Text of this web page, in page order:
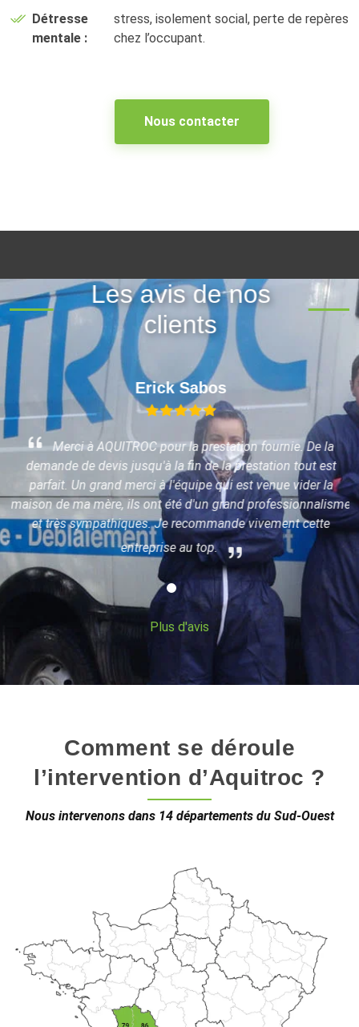
Détresse
mentale :
stress, isolement social, perte de repères
chez l’occupant.
Nous contacter
Les avis de nos
clients
Erick Sabos
Merci à AQUITROC pour la prestation fournie. De la
demande de devis jusqu'à la fin de la prestation tout est
parfait. Un grand merci à l'équipe qui est venue vider la
maison de ma mère, ils ont été d'un grand professionnalisme
et très sympathiques. Je recommande vivement cette
entreprise au top.
Plus d'avis
Comment se déroule
l’intervention d’Aquitroc ?
Nous intervenons dans 14 départements du Sud-Ouest